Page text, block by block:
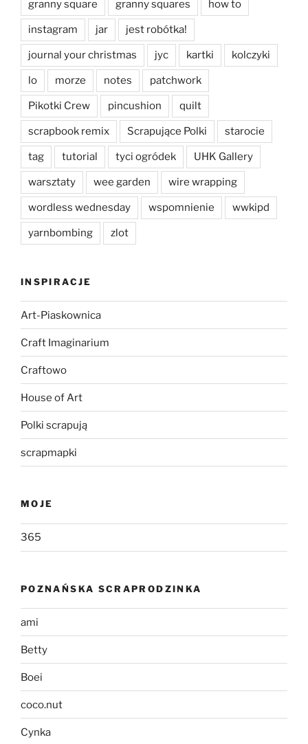
granny square granny squares how to
instagram jar jest robótka!
journal your christmas jyc kartki kolczyki
lo morze notes patchwork
Pikotki Crew pincushion quilt
scrapbook remix Scrapujące Polki starocie
tag tutorial tyci ogródek UHK Gallery
warsztaty wee garden wire wrapping
wordless wednesday wspomnienie wwkipd
yarnbombing zlot
INSPIRACJE
Art-Piaskownica
Craft Imaginarium
Craftowo
House of Art
Polki scrapują
scrapmapki
MOJE
365
POZNAŃSKA SCRAPRODZINKA
ami
Betty
Boei
coco.nut
Cynka